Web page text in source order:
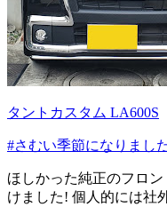
タントカスタム LA600S
#さむい季節になりまし
ほしかった純正のフロ
けました! 個人的には社